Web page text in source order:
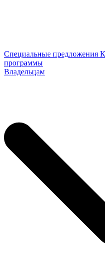
Специальные предложения
программы
Владельцам